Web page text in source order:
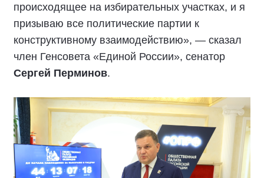
происходящее на избирательных участках, и я
призываю все политические партии к
конструктивному взаимодействию», — сказал
член Генсовета «Единой России», сенатор
Сергей Перминов.